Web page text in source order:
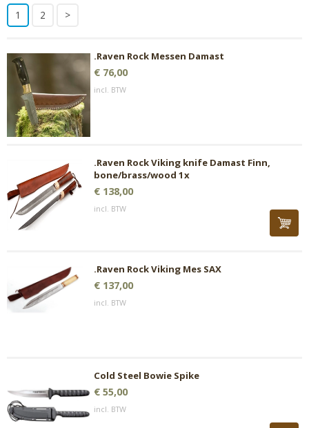
1
2 >
.Raven Rock Messen Damast
€ 76,00
incl. BTW
.Raven Rock Viking knife Damast Finn,
bone/brass/wood 1x
€ 138,00
incl. BTW
.Raven Rock Viking Mes SAX
€ 137,00
incl. BTW
Cold Steel Bowie Spike
€ 55,00
incl. BTW